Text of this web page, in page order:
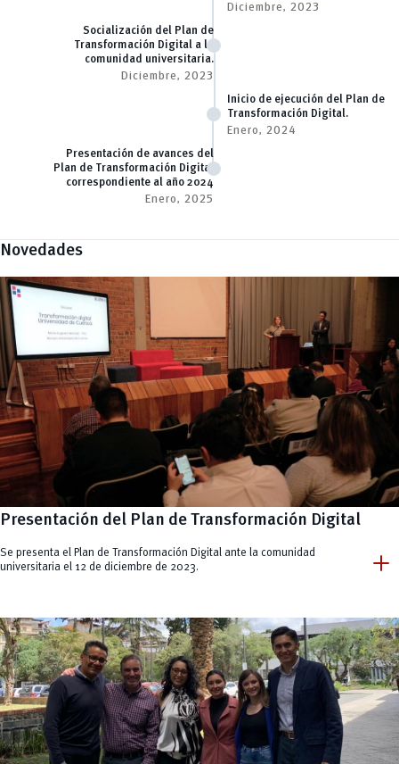
Diciembre, 2023
Socialización del Plan de
Transformación Digital a la
comunidad universitaria.
Diciembre, 2023
Inicio de ejecución del Plan de
Transformación Digital.
Enero, 2024
Presentación de avances del
Plan de Transformación Digital
correspondiente al año 2024
Enero, 2025
Novedades
Presentación del Plan de Transformación Digital
Se presenta el Plan de Transformación Digital ante la comunidad
universitaria el 12 de diciembre de 2023.
add